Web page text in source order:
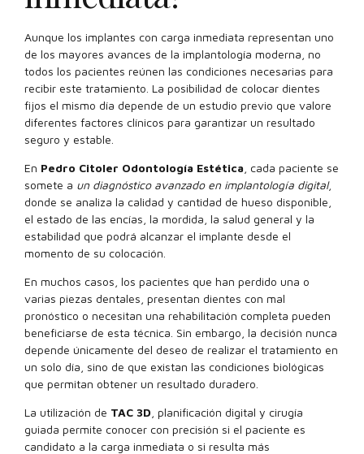
Aunque los implantes con carga inmediata representan uno
de los mayores avances de la implantología moderna, no
todos los pacientes reúnen las condiciones necesarias para
recibir este tratamiento. La posibilidad de colocar dientes
fijos el mismo día depende de un estudio previo que valore
diferentes factores clínicos para garantizar un resultado
seguro y estable.
En Pedro Citoler Odontología Estética , cada paciente se
somete a un diagnóstico avanzado en implantología digital,
donde se analiza la calidad y cantidad de hueso disponible,
el estado de las encías, la mordida, la salud general y la
estabilidad que podrá alcanzar el implante desde el
momento de su colocación.
En muchos casos, los pacientes que han perdido una o
varias piezas dentales, presentan dientes con mal
pronóstico o necesitan una rehabilitación completa pueden
beneficiarse de esta técnica. Sin embargo, la decisión nunca
depende únicamente del deseo de realizar el tratamiento en
un solo día, sino de que existan las condiciones biológicas
que permitan obtener un resultado duradero.
La utilización de TAC 3D , planificación digital y cirugía
guiada permite conocer con precisión si el paciente es
candidato a la carga inmediata o si resulta más